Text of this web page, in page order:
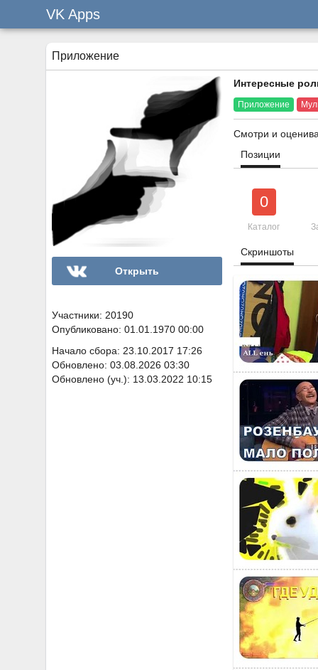
VK Apps
Приложение
Открыть
Участники: 20190
Опубликовано: 01.01.1970 00:00
Начало сбора: 23.10.2017 17:26
Обновлено: 03.08.2026 03:30
Обновлено (уч.): 13.03.2022 10:15
Интересные
Приложение
Смотри и
Позиции
0
Каталог
Скриншоты